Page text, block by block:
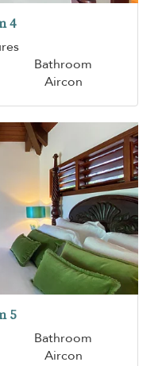
4
Bathroom
Aircon
5
Bathroom
Aircon